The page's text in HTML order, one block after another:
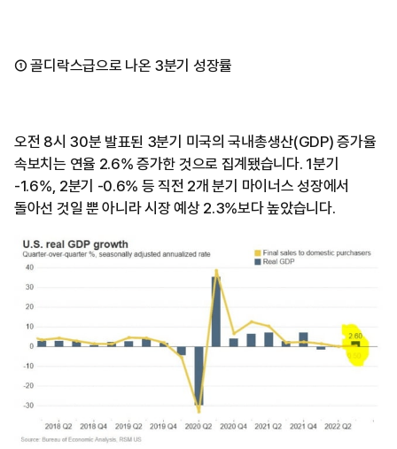
① 골디락스급으로 나온 3분기 성장률
오전 8시 30분 발표된 3분기 미국의 국내총생산(GDP) 증가율
속보치는 연율 2.6% 증가한 것으로 집계됐습니다. 1분기
-1.6%, 2분기 -0.6% 등 직전 2개 분기 마이너스 성장에서
돌아선 것일 뿐 아니라 시장 예상 2.3%보다 높았습니다.